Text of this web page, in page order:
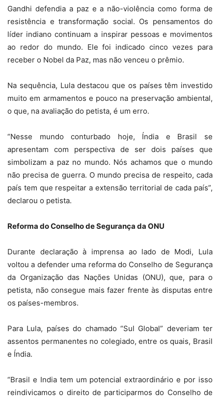
Gandhi defendia a paz e a não-violência como forma de
resistência e transformação social. Os pensamentos do
líder indiano continuam a inspirar pessoas e movimentos
ao redor do mundo. Ele foi indicado cinco vezes para
receber o Nobel da Paz, mas não venceu o prêmio.
Na sequência, Lula destacou que os países têm investido
muito em armamentos e pouco na preservação ambiental,
o que, na avaliação do petista, é um erro.
“Nesse mundo conturbado hoje, Índia e Brasil se
apresentam com perspectiva de ser dois países que
simbolizam a paz no mundo. Nós achamos que o mundo
não precisa de guerra. O mundo precisa de respeito, cada
país tem que respeitar a extensão territorial de cada país”,
declarou o petista.
Reforma do Conselho de Segurança da ONU
Durante declaração à imprensa ao lado de Modi, Lula
voltou a defender uma reforma do Conselho de Segurança
da Organização das Nações Unidas (ONU), que, para o
petista, não consegue mais fazer frente às disputas entre
os países-membros.
Para Lula, países do chamado “Sul Global” deveriam ter
assentos permanentes no colegiado, entre os quais, Brasil
e Índia.
“Brasil e India tem um potencial extraordinário e por isso
reindivicamos o direito de participarmos do Conselho de